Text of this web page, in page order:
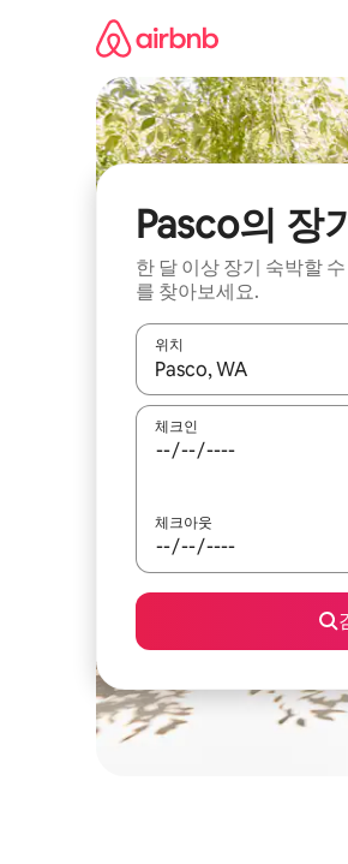
Pasco의 장
한 달 이상 장기 숙박할
를 찾아보세요.
위치
결과가 나오면 위·아래
체크인
체크아웃